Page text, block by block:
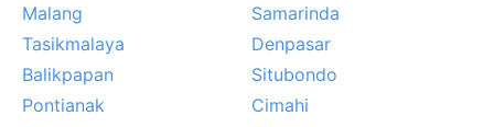
Malang
Samarinda
Tasikmalaya
Denpasar
Balikpapan
Situbondo
Pontianak
Cimahi